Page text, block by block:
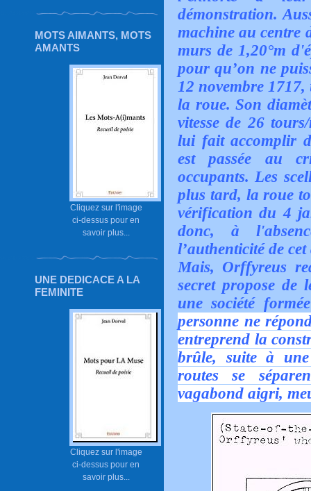
MOTS AIMANTS, MOTS
AMANTS
Cliquez sur l'image
ci-dessus pour en
savoir plus...
UNE DEDICACE A LA
FEMINITE
Cliquez sur l'image
ci-dessus pour en
savoir plus...
démonstration.
machine au centre
murs de 1,20°m
pour qu’on ne
12 novembre
la roue. Son
vitesse de 26
lui fait accomplir
est passée au
occupants. Les
plus tard, la roue
vérification du 4
donc, à
l’authenticité de
Mais, Orffyreus
secret propose de
une société
personne ne
entreprend la
brûle, suite à
routes se
vagabond aigri,